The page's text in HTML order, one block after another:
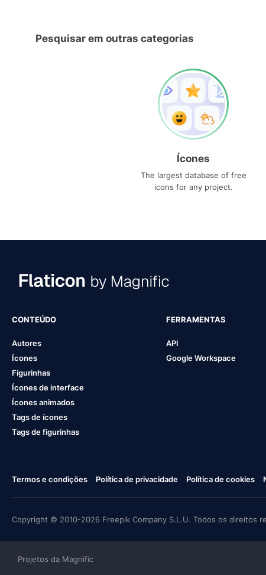
Pesquisar em outras categorias
Ícones
The largest database of free
icons for any project.
CONTEÚDO
Autores
Ícones
Figurinhas
Ícones de interface
Ícones animados
Tags de ícones
Tags de figurinhas
FERRAMENTAS
API
Google Workspace
Termos e condições Política de privacidade Política de cookies
Copyright © 2010-2026 Freepik Company S.L.U. Todos os direitos
Projetos da Magnific